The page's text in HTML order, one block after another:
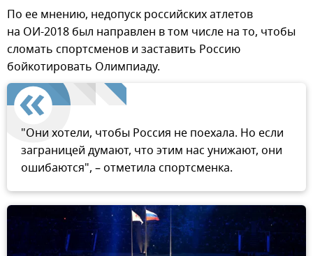
По ее мнению, недопуск российских атлетов
на ОИ-2018 был направлен в том числе на то, чтобы
сломать спортсменов и заставить Россию
бойкотировать Олимпиаду.
"Они хотели, чтобы Россия не поехала. Но если
заграницей думают, что этим нас унижают, они
ошибаются", – отметила спортсменка.